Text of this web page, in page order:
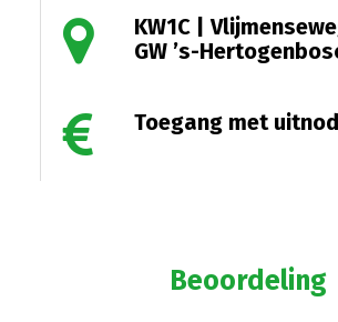
KW1C |
GW ’s-
Toegang met
Beoordeling